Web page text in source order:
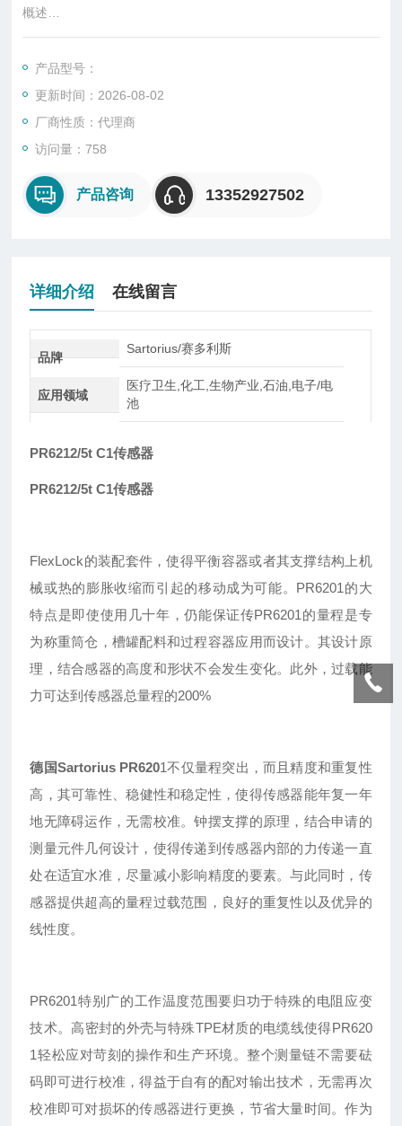
概述
柱式传感器也可称为柱式测力传感器，是称重传感器的一种，是
型、悬臂型、轮辐式、板环式、膜盒式、桥式、柱筒式等几种样
式。
产品型号：
更新时间：2026-08-02
厂商性质：代理商
访问量：758
产品咨询 13352927502
详细介绍 在线留言
品牌
Sartorius/赛多利斯
应用领域
医疗卫生,化工,生物产业,石油,电子/电
池
PR6212/5t C1传感器
PR6212/5t C1传感器
FlexLock的装配套件，使得平衡容器或者其支撑结构上机
械或热的膨胀收缩而引起的移动成为可能。PR6201的大
特点是即使使用几十年，仍能保证传PR6201的量程是专
为称重筒仓，槽罐配料和过程容器应用而设计。其设计原
理，结合感器的高度和形状不会发生变化。此外，过载能
力可达到传感器总量程的200%
德国SartoriusPR6201不仅量程突出 ， 而且精度和重复性
高 ， 其可靠性 、稳健性和稳定性，使得传感器能年复一年
地无障碍运作，无需校准。钟摆支撑的原理，结合申请的
测量元件几何设计，使得传递到传感器内部的力传递一直
处在适宜水准，尽量减小影响精度的要素。与此同时，传
感器提供超高的量程过载范围，良好的重复性以及优异的
线性度。
PR6201特别广的工作温度范围要归功于特殊的电阻应变
技术。高密封的外壳与特殊TPE材质的电缆线使得PR620
1轻松应对苛刻的操作和生产环境。整个测量链不需要砝
码即可进行校准，得益于自有的配对输出技术，无需再次
校准即可对损坏的传感器进行更换，节省大量时间。作为